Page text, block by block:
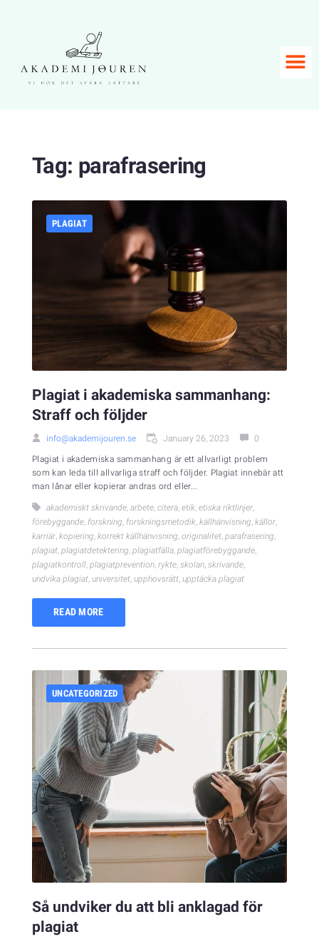
Tag: parafrasering
PLAGIAT
Plagiat i akademiska sammanhang:
Straff och följder
info@akademijouren.se January 26, 2023 0
Plagiat i akademiska sammanhang är ett allvarligt problem
som kan leda till allvarliga straff och följder. Plagiat innebär att
man lånar eller kopierar andras ord eller...
akademiskt skrivande arbete citera etik etiska riktlinjer
förebyggande forskning forskningsmetodik källhänvisning källor
karriär kopiering korrekt källhänvisning originalitet parafrasering
plagiat plagiatdetektering plagiatfälla plagiatförebyggande
plagiatkontroll plagiatprevention rykte skolan skrivande
undvika plagiat universitet upphovsrätt upptäcka plagiat
READ MORE
UNCATEGORIZED
Så undviker du att bli anklagad för
plagiat